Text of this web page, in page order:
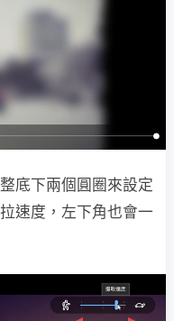
底下兩個圓圈來設定
速度，左下角也會一